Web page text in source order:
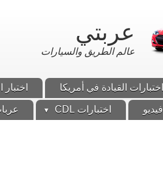
عربتي
عالم الطريق والسيارات
اختبارات القيادة في أمريكا
فيديو اختبارات CDL